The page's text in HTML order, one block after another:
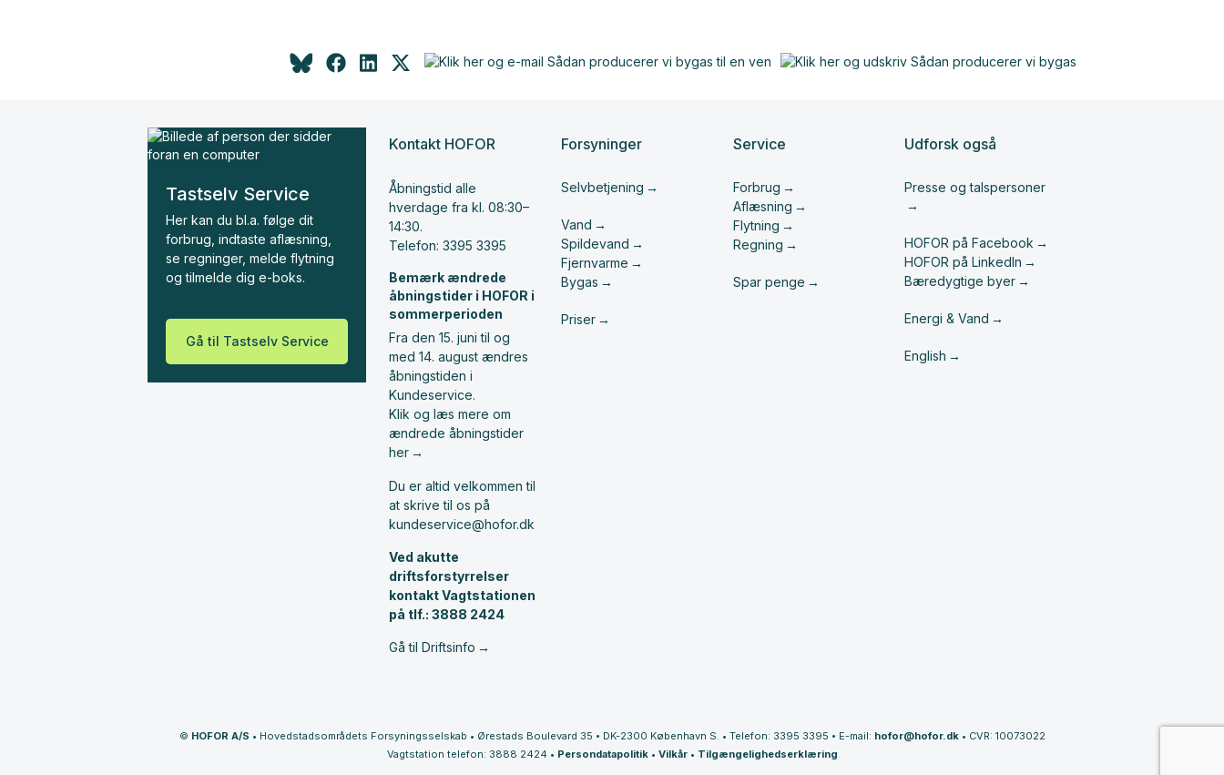
Tastselv Service
Her kan du bl.a. følge dit
forbrug, indtaste aflæsning,
se regninger, melde flytning
og tilmelde dig e-boks.
Gå til Tastselv Service
Kontakt HOFOR
Åbningstid alle
hverdage fra kl. 08:30–
14:30.
Telefon: 3395 3395
Bemærk ændrede
åbningstider i HOFOR i
sommerperioden
Fra den 15. juni til og
med 14. august ændres
åbningstiden i
Kundeservice.
Klik og læs mere om
ændrede åbningstider
her
Du er altid velkommen til
at skrive til os på
kundeservice@hofor.dk
Ved akutte
driftsforstyrrelser
kontakt Vagtstationen
på tlf.: 3888 2424
Gå til Driftsinfo
Forsyninger
Selvbetjening
Vand
Spildevand
Fjernvarme
Bygas
Priser
Service
Forbrug
Aflæsning
Flytning
Regning
Spar penge
Udforsk også
Presse og talspersoner
HOFOR på Facebook
HOFOR på LinkedIn
Bæredygtige byer
Energi & Vand
English
© HOFOR A/S • Hovedstadsområdets Forsyningsselskab • Ørestads Boulevard 35 • DK-2300 København S. • Telefon: 3395 3395 • E-mail: hofor@hofor.dk • CVR: 10073022
Vagtstation telefon: 3888 2424 • Persondatapolitik • Vilkår • Tilgængelighedserklæring